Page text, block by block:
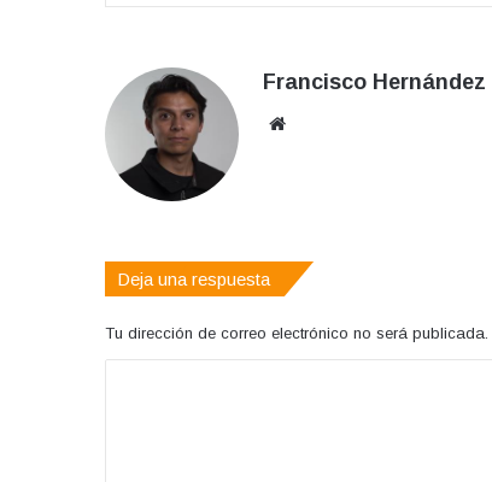
Francisco Hernández
Deja una respuesta
Tu dirección de correo electrónico no será publicada.